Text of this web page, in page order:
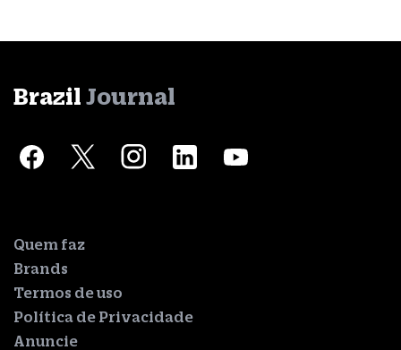
Brazil Journal
Quem faz
Brands
Termos de uso
Política de Privacidade
Anuncie